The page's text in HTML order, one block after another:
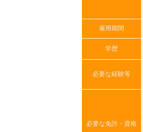
雇用期間
学歴
必要な経験等
必要な免許・資格